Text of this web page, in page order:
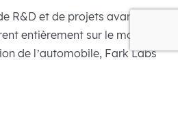
R&D et de projets avancés
entièrement sur le monde
de l’automobile, Fark Labs